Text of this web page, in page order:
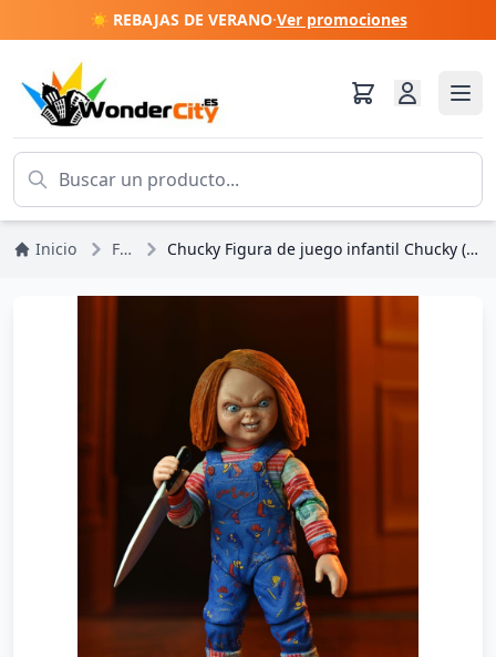
☀️ REBAJAS DE VERANO·Ver promociones
Inicio Figuras Chucky Figura de juego infantil Chucky (Serie de TV) Ultimate Chucky 18 cm